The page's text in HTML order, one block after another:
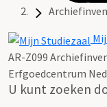
AR-Z099
Erfgoedcentrum
U kunt zoeken